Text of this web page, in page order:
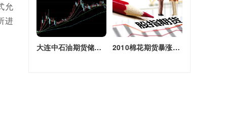
允
进
大连中石油期货储备库(大连原油期货) 2010棉花期货暴涨原因(2010棉花期货暴涨原因是什么)